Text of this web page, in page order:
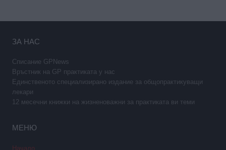
ЗА НАС
Списание GPNews
Връстник на GP практиката у нас
Единственото специализирано издание за общопрактикуващи
лекари
12 месечни книжки на жизненоважни за практиката ви теми
МЕНЮ
Начало